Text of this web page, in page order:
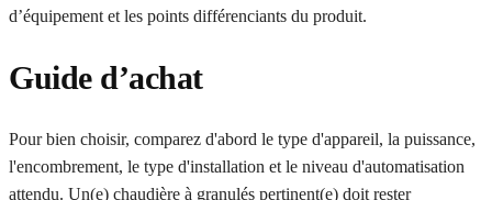
d’équipement et les points différenciants du produit.
Guide d’achat
Pour bien choisir, comparez d'abord le type d'appareil, la puissance,
l'encombrement, le type d'installation et le niveau d'automatisation
attendu. Un(e) chaudière à granulés pertinent(e) doit rester